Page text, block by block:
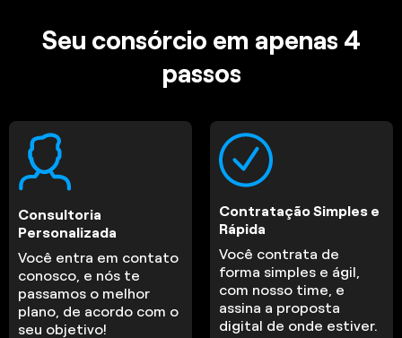
Seu consórcio em apenas 4
passos
Consultoria
Personalizada
Você entra em contato
conosco, e nós te
passamos o melhor
plano, de acordo com o
seu objetivo!
Contratação Simples e
Rápida
Você contrata de
forma simples e ágil,
com nosso time, e
assina a proposta
digital de onde estiver.